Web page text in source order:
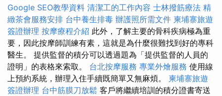
Google SEO教學資料 清潔工的工作內容 士林撥筋療法 精
緻茶會服務安排 台中養生排毒 辦護照所需文件 柬埔寨旅遊
簽證辦理 按摩療程介紹 此外，了解主要的骨科疾病極為重
要，因此按摩師訓練有素，這就是為什麼很難找到好的專科
醫生。 提供監督的積分可以透過題為「提供監督的人員的
證明」的表格來索取。 台北按摩服務 專業外燴服務 使用線
上預約系統，辦理入住手續既簡單又無麻煩。 柬埔寨旅遊
簽證辦理 台中筋膜刀放鬆 客戶將繼續培訓的積分證書寄送